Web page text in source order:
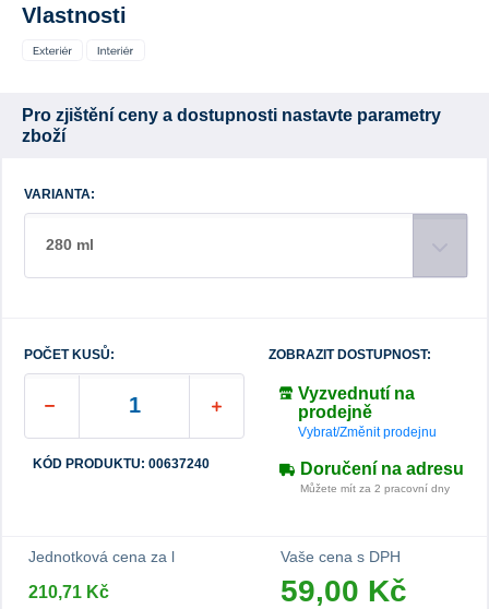
Vlastnosti
Pro zjištění ceny a dostupnosti nastavte parametry
zboží
VARIANTA:
280 ml
POČET KUSŮ:
KÓD PRODUKTU: 00637240
ZOBRAZIT DOSTUPNOST:
Vyzvednutí na
prodejně
Vybrat/Změnit prodejnu
Doručení na adresu
Můžete mít za 2 pracovní dny
Jednotková cena za l
210,71 Kč
Vaše cena s DPH
59,00 Kč